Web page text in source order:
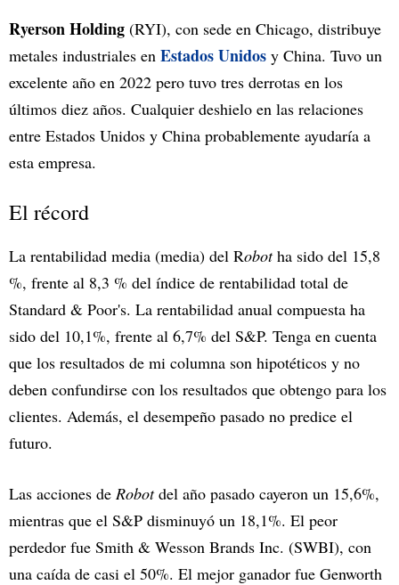
Ryerson Holding (RYI), con sede en Chicago, distribuye
metales industriales en Estados Unidos y China. Tuvo un
excelente año en 2022 pero tuvo tres derrotas en los
últimos diez años. Cualquier deshielo en las relaciones
entre Estados Unidos y China probablemente ayudaría a
esta empresa.
El récord
La rentabilidad media (media) del Robotha sido del 15,8
%, frente al 8,3 % del índice de rentabilidad total de
Standard & Poor's. La rentabilidad anual compuesta ha
sido del 10,1%, frente al 6,7% del S&P. Tenga en cuenta
que los resultados de mi columna son hipotéticos y no
deben confundirse con los resultados que obtengo para los
clientes. Además, el desempeño pasado no predice el
futuro.
Las acciones de Robotdel año pasado cayeron un 15,6%,
mientras que el S&P disminuyó un 18,1%. El peor
perdedor fue Smith & Wesson Brands Inc. (SWBI), con
una caída de casi el 50%. El mejor ganador fue Genworth